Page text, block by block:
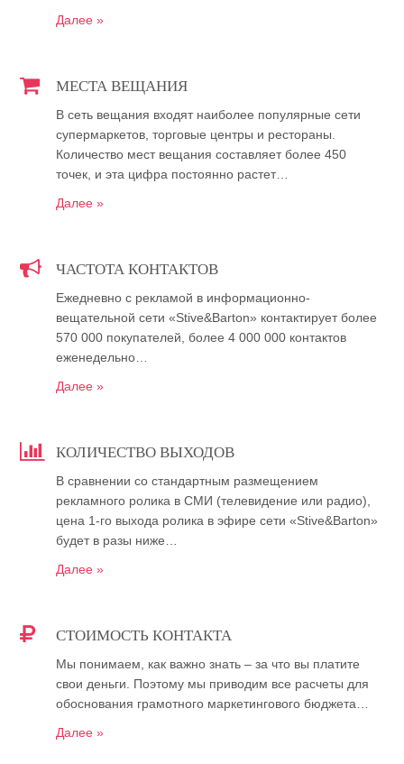
Далее »
МЕСТА ВЕЩАНИЯ
В сеть вещания входят наиболее популярные сети
супермаркетов, торговые центры и рестораны.
Количество мест вещания составляет более 450
точек, и эта цифра постоянно растет…
Далее »
ЧАСТОТА КОНТАКТОВ
Ежедневно с рекламой в информационно-
вещательной сети «Stive&Barton» контактирует более
570 000 покупателей, более 4 000 000 контактов
еженедельно…
Далее »
КОЛИЧЕСТВО ВЫХОДОВ
В сравнении со стандартным размещением
рекламного ролика в СМИ (телевидение или радио),
цена 1-го выхода ролика в эфире сети «Stive&Barton»
будет в разы ниже…
Далее »
СТОИМОСТЬ КОНТАКТА
Мы понимаем, как важно знать – за что вы платите
свои деньги. Поэтому мы приводим все расчеты для
обоснования грамотного маркетингового бюджета…
Далее »